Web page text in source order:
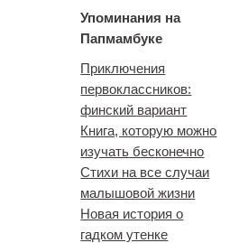
Упоминания на
Папмамбуке
Приключения
первоклассников:
финский вариант
Книга, которую можно
изучать бесконечно
Стихи на все случаи
малышовой жизни
Новая история о
гадком утенке